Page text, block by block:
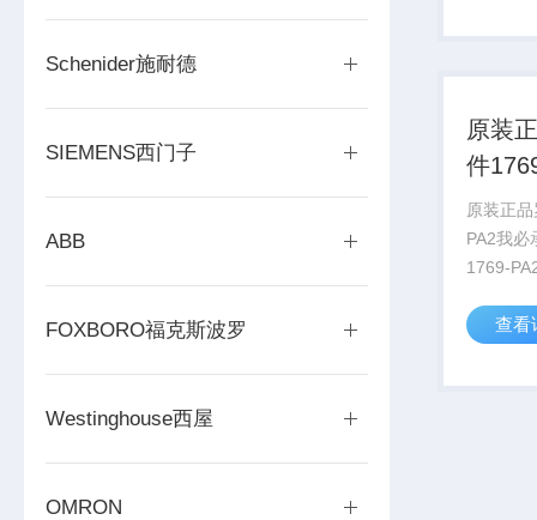
Schenider施耐德
SIEMENS西门子
ABB
FOXBORO福克斯波罗
Westinghouse西屋
OMRON
器，支持
原装
件
诺
原装正
PA2我必
1769-
压​：AC
查看